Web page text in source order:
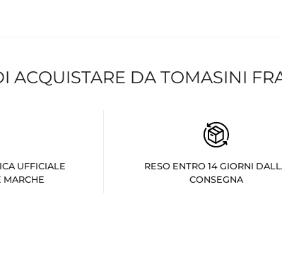
ACQUISTARE DA TOMASINI
UFFICIALE
MARCHE
RESO ENTRO 14 GIORNI
CONSEGNA